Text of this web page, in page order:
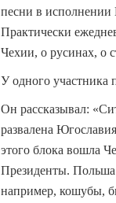
песни в исполнении
Практически
Чехии, о русинах, о
У одного участника
Он рассказывал:
развалена
этого блока вошла
Президенты. Польша
например, кошубы,